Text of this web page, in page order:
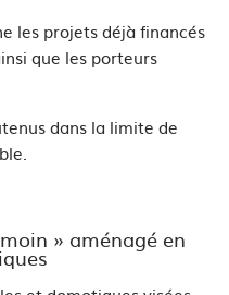
les projets déjà financés
que les porteurs
dans la limite de
» aménagé en